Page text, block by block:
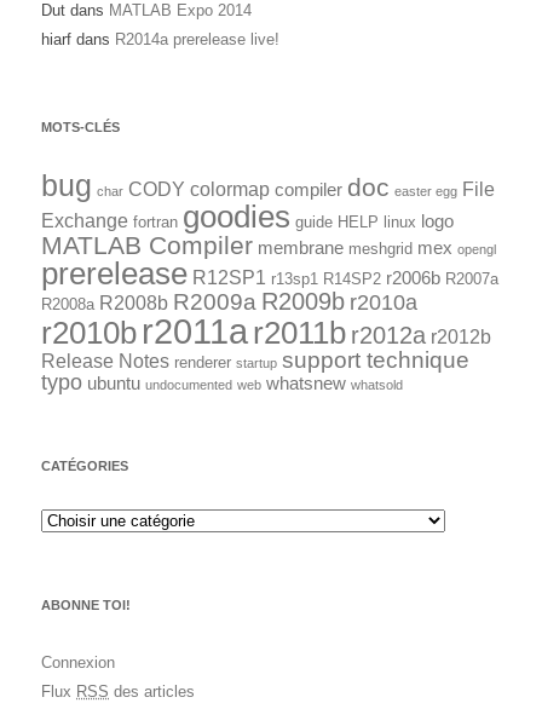
Dut dans MATLAB Expo 2014
hiarf dans R2014a prerelease live!
MOTS-CLÉS
bug char CODY colormap compiler doc easter egg File
Exchange fortran goodies guide HELP linux logo
MATLAB Compiler membrane meshgrid mex opengl
prerelease R12SP1 r13sp1 R14SP2 r2006b R2007a
R2008a R2008b R2009a R2009b r2010a
r2010b r2011ar2011b r2012a r2012b
Release Notes renderer startup support technique
typo ubuntu undocumented web whatsnew whatsold
CATÉGORIES
ABONNE TOI!
Connexion
Flux RSS des articles